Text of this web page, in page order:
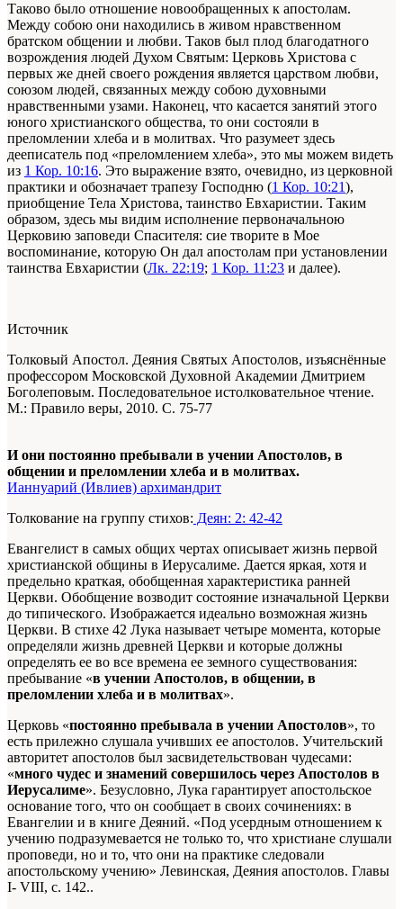
Таково было отношение новообращенных к апостолам.
Между собою они находились в живом нравственном
братском общении и любви. Таков был плод благодатного
возрождения людей Духом Святым: Церковь Христова с
первых же дней своего рождения является царством любви,
союзом людей, связанных между собою духовными
нравственными узами. Наконец, что касается занятий этого
юного христианского общества, то они состояли в
преломлении хлеба и в молитвах. Что разумеет здесь
дееписатель под «преломлением хлеба», это мы можем видеть
из 1 Кор. 10:16. Это выражение взято, очевидно, из церковной
практики и обозначает трапезу Господню (1 Кор. 10:21),
приобщение Тела Христова, таинство Евхаристии. Таким
образом, здесь мы видим исполнение первоначальною
Церковию заповеди Спасителя: сие творите в Мое
воспоминание, которую Он дал апостолам при установлении
таинства Евхаристии (Лк. 22:19; 1 Кор. 11:23 и далее).
Источник
Толковый Апостол. Деяния Святых Апостолов, изъяснённые
профессором Московской Духовной Академии Дмитрием
Боголеповым. Последовательное истолковательное чтение.
М.: Правило веры, 2010. С. 75-77
И они постоянно пребывали в учении Апостолов, в
общении и преломлении хлеба и в молитвах.
Ианнуарий (Ивлиев) архимандрит
Толкование на группу стихов: Деян: 2: 42-42
Евангелист в самых общих чертах описывает жизнь первой
христианской общины в Иерусалиме. Дается яркая, хотя и
предельно краткая, обобщенная характеристика ранней
Церкви. Обобщение возводит состояние изначальной Церкви
до типического. Изображается идеально возможная жизнь
Церкви. В стихе 42 Лука называет четыре момента, которые
определяли жизнь древней Церкви и которые должны
определять ее во все времена ее земного существования:
пребывание «в учении Апостолов, в общении, в
преломлении хлеба и в молитвах».
Церковь «постоянно пребывала в учении Апостолов», то
есть прилежно слушала учивших ее апостолов. Учительский
авторитет апостолов был засвидетельствован чудесами:
«много чудес и знамений совершилось через Апостолов в
Иерусалиме». Безусловно, Лука гарантирует апостольское
основание того, что он сообщает в своих сочинениях: в
Евангелии и в книге Деяний. «Под усердным отношением к
учению подразумевается не только то, что христиане слушали
проповеди, но и то, что они на практике следовали
апостольскому учению» Левинская, Деяния апостолов. Главы
I- VIII, с. 142..